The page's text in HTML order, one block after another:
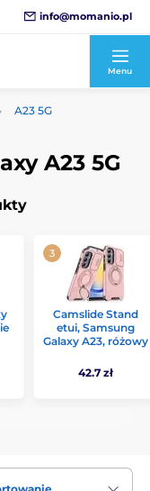
info@momanio.pl
Menu
A23 5G
A23 5G
Camslide Stand
etui, Samsung
Galaxy A23, różowy
42.7 zł